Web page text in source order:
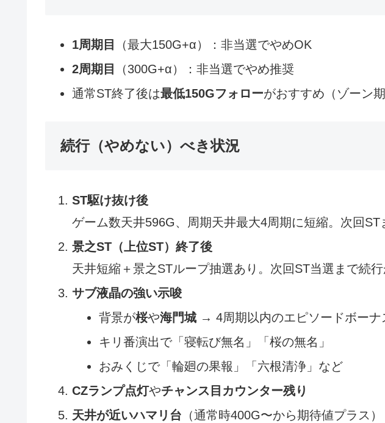
1周期目
（最大150G+α）：非当選でやめOK
2周期目
（300G+α）：非当選でやめ推奨
通常ST終了後は最低150Gフォローがおすすめ（ゾーン
続行（やめない）べき状況
ST駆け抜け後
ゲーム数天井596G、周期天井最大4周期に短縮。次回ST
景之ST（上位ST）終了後
天井短縮＋景之STループ抽選あり。次回ST当選まで続行
サブ液晶の強い示唆
背景が桜や海門城 → 4周期以内のエピソードボーナ
キリ番演出で「寝転び無名」「桜の無名」
おみくじで「輪廻の果報」「六根清浄」など
CZランプ点灯やチャンス目カウンター残り
天井が近いハマリ台 （通常時400G〜から期待値プラス）